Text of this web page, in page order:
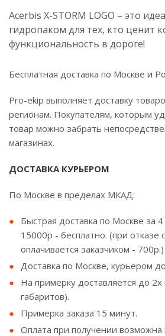
Acerbis X-STORM LOGO – это
гидропаком для тех, кто ценит
функциональность в дороге!
Бесплатная доставка по Москве и
Pro-ekip выполняет доставку
регионам. Покупателям, которым
товар можно забрать
магазинах.
ДОСТАВКА КУРЬЕРОМ
По Москве в пределах МКАД:
Быстрая доставка по Москве за
15000р - бесплатно. (при отказе
оплачивается заказчиком - 700р.)
Доставка по Москве, курьером
На примерку доставляется до
габаритов).
Примерка заказа 15 минут.
Оплата при получении